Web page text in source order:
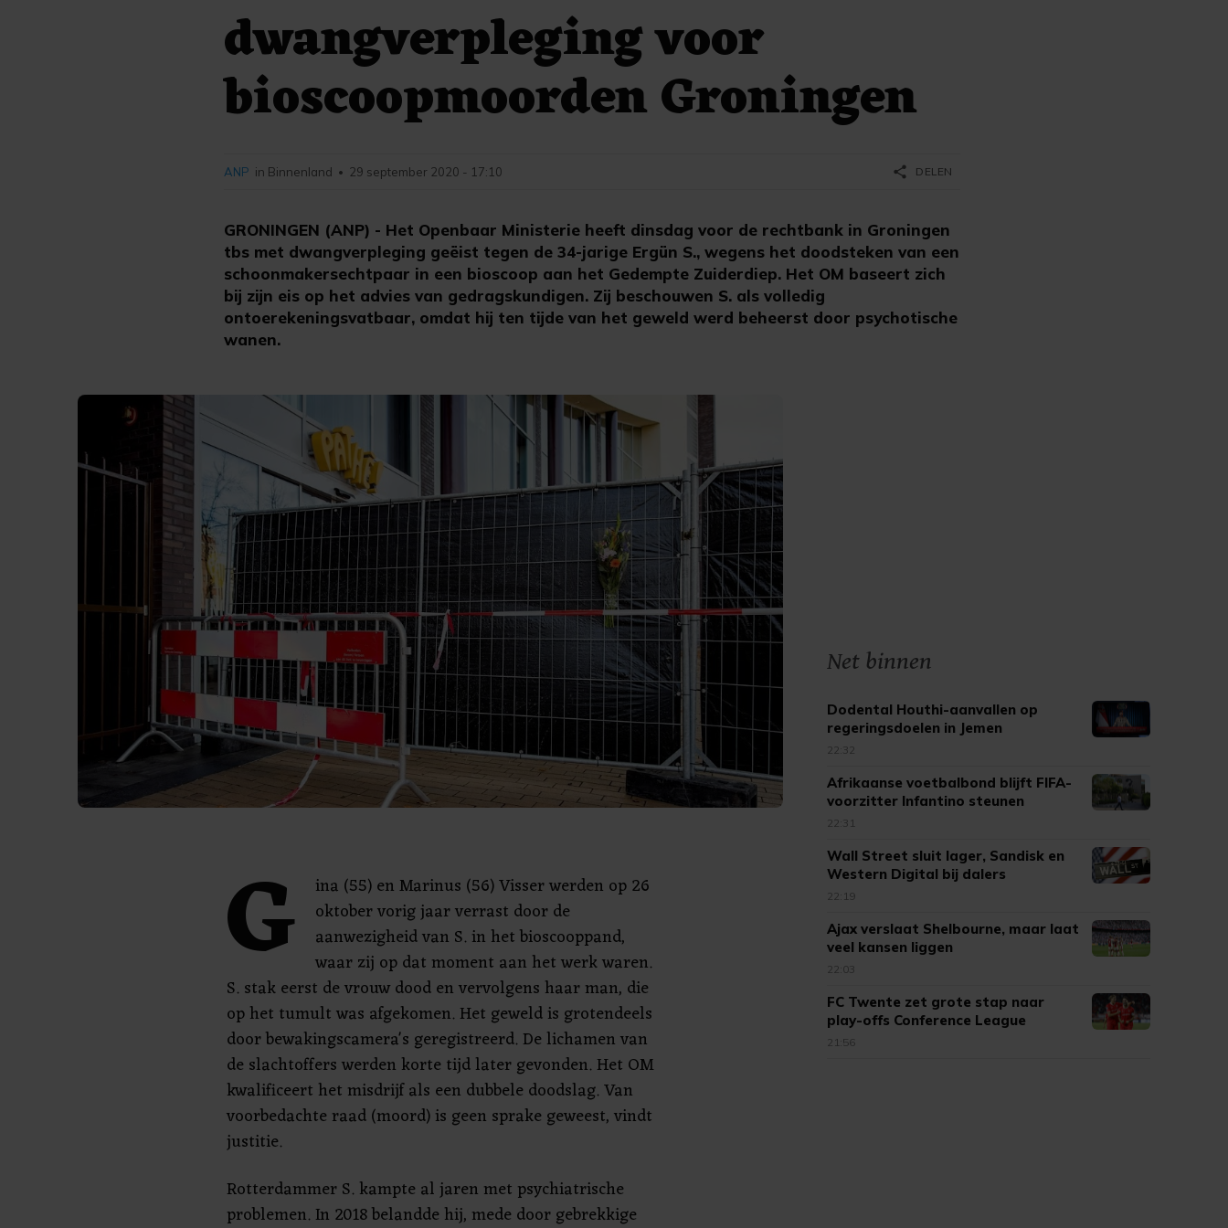
dwangverpleging voor
bioscoopmoorden Groningen
GRONINGEN (ANP) - Het Openbaar Ministerie heeft dinsdag voor de rechtbank in Groningen
tbs met dwangverpleging geëist tegen de 34-jarige Ergün S., wegens het doodsteken van een
schoonmakersechtpaar in een bioscoop aan het Gedempte Zuiderdiep. Het OM baseert zich
bij zijn eis op het advies van gedragskundigen. Zij beschouwen S. als volledig
ontoerekeningsvatbaar, omdat hij ten tijde van het geweld werd beheerst door psychotische
wanen.
ANP in Binnenland • 29 september 2020 - 17:10 share DELEN
G
ina (55) en Marinus (56) Visser werden op 26
oktober vorig jaar verrast door de
aanwezigheid van S. in het bioscooppand,
waar zij op dat moment aan het werk waren.
S. stak eerst de vrouw dood en vervolgens haar man, die
op het tumult was afgekomen. Het geweld is grotendeels
door bewakingscamera's geregistreerd. De lichamen van
de slachtoffers werden korte tijd later gevonden. Het OM
kwalificeert het misdrijf als een dubbele doodslag. Van
voorbedachte raad (moord) is geen sprake geweest, vindt
justitie.
Rotterdammer S. kampte al jaren met psychiatrische
problemen. In 2018 belandde hij, mede door gebrekkige
Net binnen
Dodental Houthi-aanvallen op
regeringsdoelen in Jemen
opgelopen
22:32
Afrikaanse voetbalbond blijft FIFA-
voorzitter Infantino steunen
22:31
Wall Street sluit lager, Sandisk en
Western Digital bij dalers
22:19
Ajax verslaat Shelbourne, maar laat
veel kansen liggen
22:03
FC Twente zet grote stap naar
play-offs Conference League
21:56